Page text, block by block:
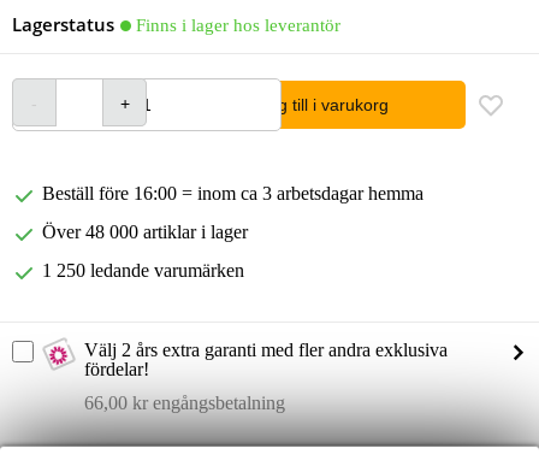
Lagerstatus Finns i lager hos leverantör
lägg till i varukorg
Beställ före 16:00 = inom ca 3 arbetsdagar hemma
Över 48 000 artiklar i lager
1 250 ledande varumärken
Välj 2 års extra garanti med fler andra exklusiva
fördelar!
66,00 kr engångsbetalning